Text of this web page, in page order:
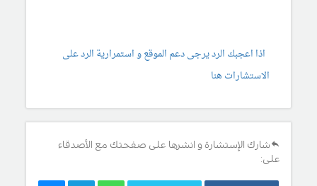
اذا اعجبك الرد يرجى دعم الموقع و استمرارية الرد على
الاستشارات هنا
شارك الإستشارة و انشرها على صفحتك مع الأصدقاء
على: